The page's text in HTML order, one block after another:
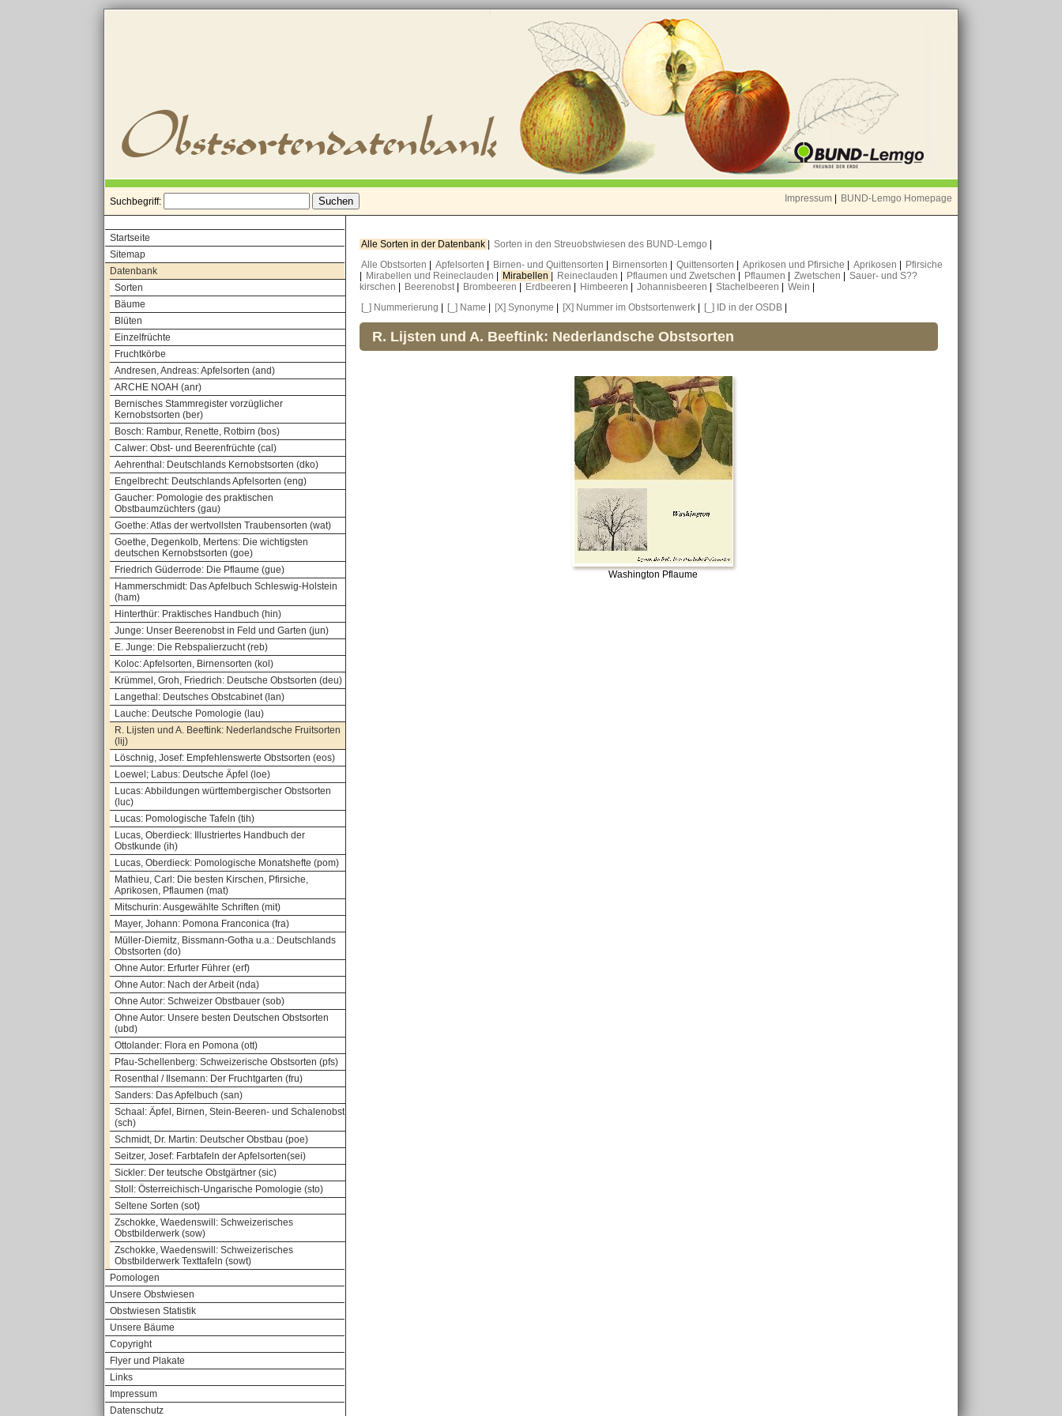
Suchbegriff: Impressum BUND-Lemgo Homepage
Startseite
Sitemap
Datenbank
Sorten
Bäume
Blüten
Einzelfrüchte
Fruchtkörbe
Andresen, Andreas: Apfelsorten (and)
ARCHE NOAH (anr)
Bernisches Stammregister vorzüglicher
Kernobstsorten (ber)
Bosch: Rambur, Renette, Rotbirn (bos)
Calwer: Obst- und Beerenfrüchte (cal)
Aehrenthal: Deutschlands Kernobstsorten (dko)
Engelbrecht: Deutschlands Apfelsorten (eng)
Gaucher: Pomologie des praktischen
Obstbaumzüchters (gau)
Goethe: Atlas der wertvollsten Traubensorten (wat)
Goethe, Degenkolb, Mertens: Die wichtigsten
deutschen Kernobstsorten (goe)
Friedrich Güderrode: Die Pflaume (gue)
Hammerschmidt: Das Apfelbuch Schleswig-Holstein
(ham)
Hinterthür: Praktisches Handbuch (hin)
Junge: Unser Beerenobst in Feld und Garten (jun)
E. Junge: Die Rebspalierzucht (reb)
Koloc: Apfelsorten, Birnensorten (kol)
Krümmel, Groh, Friedrich: Deutsche Obstsorten (deu)
Langethal: Deutsches Obstcabinet (lan)
Lauche: Deutsche Pomologie (lau)
R. Lijsten und A. Beeftink: Nederlandsche Fruitsorten
(lij)
Löschnig, Josef: Empfehlenswerte Obstsorten (eos)
Loewel; Labus: Deutsche Äpfel (loe)
Lucas: Abbildungen württembergischer Obstsorten
(luc)
Lucas: Pomologische Tafeln (tih)
Lucas, Oberdieck: Illustriertes Handbuch der
Obstkunde (ih)
Lucas, Oberdieck: Pomologische Monatshefte (pom)
Mathieu, Carl: Die besten Kirschen, Pfirsiche,
Aprikosen, Pflaumen (mat)
Mitschurin: Ausgewählte Schriften (mit)
Mayer, Johann: Pomona Franconica (fra)
Müller-Diemitz, Bissmann-Gotha u.a.: Deutschlands
Obstsorten (do)
Ohne Autor: Erfurter Führer (erf)
Ohne Autor: Nach der Arbeit (nda)
Ohne Autor: Schweizer Obstbauer (sob)
Ohne Autor: Unsere besten Deutschen Obstsorten
(ubd)
Ottolander: Flora en Pomona (ott)
Pfau-Schellenberg: Schweizerische Obstsorten (pfs)
Rosenthal / Ilsemann: Der Fruchtgarten (fru)
Sanders: Das Apfelbuch (san)
Schaal: Äpfel, Birnen, Stein-Beeren- und Schalenobst
(sch)
Schmidt, Dr. Martin: Deutscher Obstbau (poe)
Seitzer, Josef: Farbtafeln der Apfelsorten(sei)
Sickler: Der teutsche Obstgärtner (sic)
Stoll: Österreichisch-Ungarische Pomologie (sto)
Seltene Sorten (sot)
Zschokke, Waedenswill: Schweizerisches
Obstbilderwerk (sow)
Zschokke, Waedenswill: Schweizerisches
Obstbilderwerk Texttafeln (sowt)
Pomologen
Unsere Obstwiesen
Obstwiesen Statistik
Unsere Bäume
Copyright
Flyer und Plakate
Links
Impressum
Datenschutz
Alle Sorten in der Datenbank Sorten in den Streuobstwiesen des BUND-Lemgo
Alle Obstsorten
Apfelsorten Birnen- und Quittensorten Birnensorten Quittensorten Aprikosen und Pfirsiche Aprikosen
Pfirsiche
Mirabellen und Reineclauden Mirabellen Reineclauden Pflaumen und Zwetschen Pflaumen Zwetschen
Sauer- und S??
kirschen
Beerenobst Brombeeren Erdbeeren Himbeeren Johannisbeeren Stachelbeeren Wein
[_] Nummerierung
[_] Name [X] Synonyme [X] Nummer im Obstsortenwerk [_] ID in der OSDB
R. Lijsten und A. Beeftink: Nederlandsche Obstsorten
Washington Pflaume